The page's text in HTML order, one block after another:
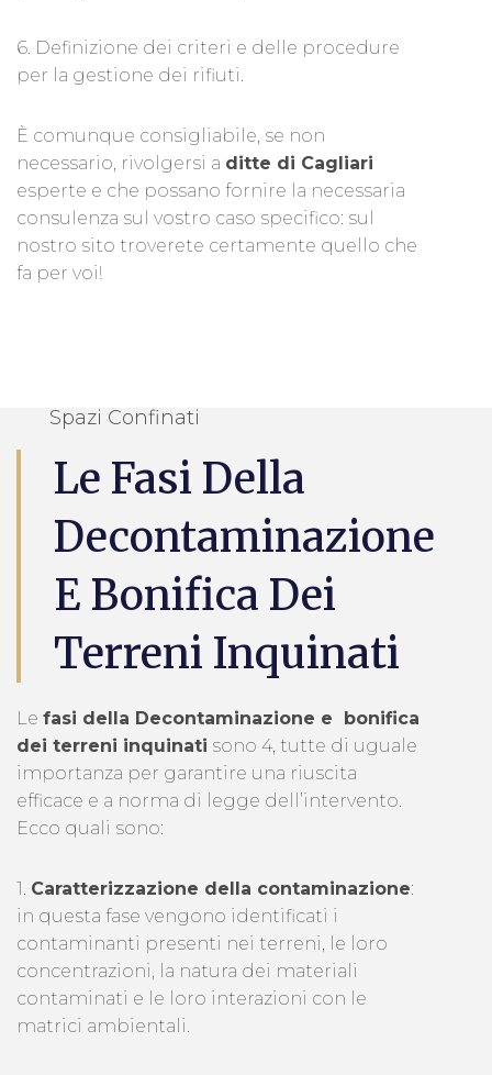
6. Definizione dei criteri e delle procedure
per la gestione dei rifiuti.
È comunque consigliabile, se non
necessario, rivolgersi a ditte di Cagliari
esperte e che possano fornire la necessaria
consulenza sul vostro caso specifico: sul
nostro sito troverete certamente quello che
fa per voi!
Spazi Confinati
Le Fasi Della
Decontaminazione
E Bonifica Dei
Terreni Inquinati
Le fasi della Decontaminazione e bonifica
dei terreni inquinati sono 4, tutte di uguale
importanza per garantire una riuscita
efficace e a norma di legge dell’intervento.
Ecco quali sono:
1. Caratterizzazione della contaminazione:
in questa fase vengono identificati i
contaminanti presenti nei terreni, le loro
concentrazioni, la natura dei materiali
contaminati e le loro interazioni con le
matrici ambientali.